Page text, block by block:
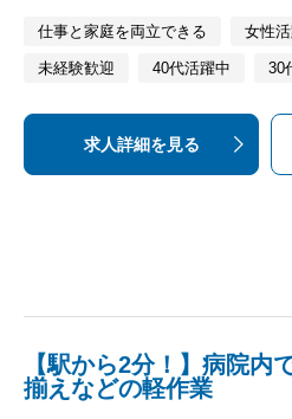
仕事と家庭を両立できる 女性
未経験歓迎 40代活躍中 30
求人詳細を見る
【駅から2分！】病院内
揃えなどの軽作業